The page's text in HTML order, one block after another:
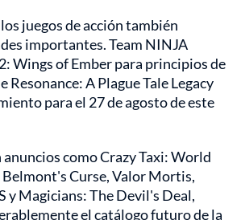
juegos de acción también
importantes. Team NINJA
Wings of Ember para principios de
Resonance: A Plague Tale Legacy
para el 27 de agosto de este
anuncios como Crazy Taxi: World
Curse, Valor Mortis,
y Magicians: The Devil's Deal,
el catálogo futuro de la